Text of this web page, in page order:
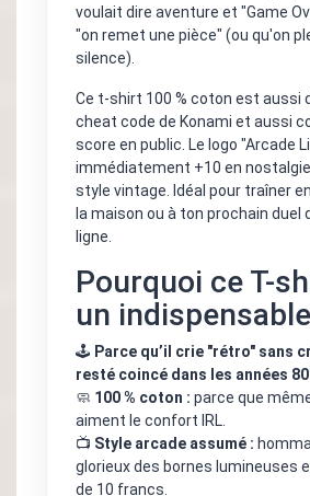
voulait dire aventure et "Game
"on remet une pièce" (ou qu'on
silence).
Ce t-shirt 100 % coton est aussi
cheat code de Konami et aussi
score en public. Le logo "Arcade
immédiatement +10 en
style vintage. Idéal pour traîner
la maison ou à ton prochain duel
ligne.
Pourquoi ce T-
un
🕹️ Parce qu’il crie "rétro" sans
resté coincé dans les années
🧼 100 % coton : parce que
aiment le confort IRL.
📺 Style arcade assumé :
glorieux des bornes lumineuses
de 10 francs.